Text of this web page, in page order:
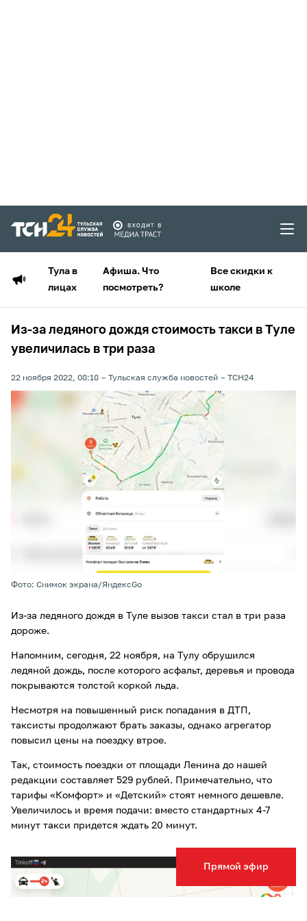
Тула в
лицах
Афиша. Что
посмотреть?
Все скидки к
школе
Прямой эфир
Из-за ледяного дождя стоимость такси в Туле
увеличилась в три раза
22 ноября 2022, 08:18 Тульская служба новостей ТСН24
Фото: Снимок экрана/ЯндексGo
Из-за ледяного дождя в Туле вызов такси стал в три раза
дороже.
Напомним, сегодня, 22 ноября, на Тулу обрушился
ледяной дождь, после которого асфальт, деревья и провода
покрываются толстой коркой льда.
Несмотря на повышенный риск попадания в ДТП,
таксисты продолжают брать заказы, однако агрегатор
повысил цены на поездку втрое.
Так, стоимость поездки от площади Ленина до нашей
редакции составляет 529 рублей. Примечательно, что
тарифы «Комфорт» и «Детский» стоят немного дешевле.
Увеличилось и время подачи: вместо стандартных 4-7
минут такси придется ждать 20 минут.